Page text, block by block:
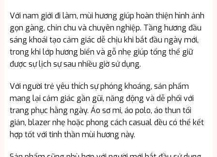
Với nam giới đi làm, mùi hương giúp hoàn thiện hình ảnh
gọn gàng, chỉn chu và chuyên nghiệp. Tầng hương đầu
sáng khoái tạo cảm giác dễ chịu khi bắt đầu ngày mới,
trong khi lớp hương biển và gỗ nhẹ giúp tổng thể giữ
được sự lịch sự sau nhiều giờ sử dụng.
Với người trẻ yêu thích sự phóng khoáng, sản phẩm
mang lại cảm giác gần gũi, năng động và dễ phối với
trang phục hằng ngày. Áo sơ mi, áo polo, áo thun tối
giản, blazer nhẹ hoặc phong cách casual đều có thể kết
hợp tốt với tinh thần mùi hương này.